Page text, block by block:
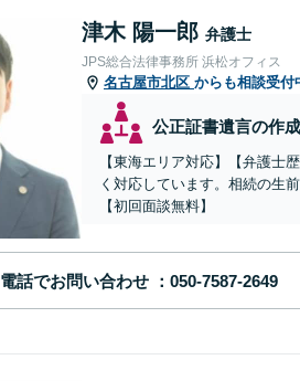
津木 陽一郎 弁護士
JPS総合法律事務所 浜松オフィス
名古屋市北区 からも相談受付
公正証書遺言の作成
【東海エリア対応】【弁護士
く対応しています。相続の生
【初回面談無料】
電話でお問い合わせ